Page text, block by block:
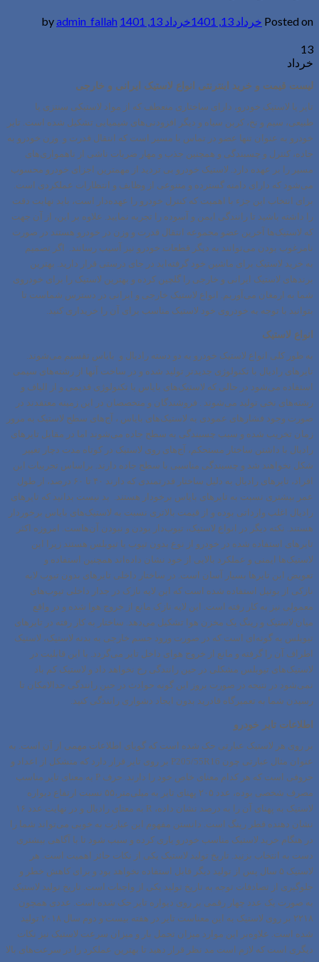
Posted on خرداد 13, 1401 خرداد 13, 1401 admin_fallah
13
خرداد
لیست قیمت و خرید اینترنتی انواع لاستیک ایرانی و خارجی
تایر یا لاستیک خودرو، دارای ساختاری منعطف که از مواد لاستیکی سنتزی یا
طبیعی، سیم و نخ، کربن سیاه و دیگر افزودنی‌های شیمیایی تشکیل شده است. تایر
خودرو به عنوان تنها عضو در تماس با مسیر است که انتقال قدرت و وزن خودرو به
جاده، کنترل و چسبندگی و همچنین جذب و مهار ضربات ناشی از ناهمواری‌های
مسیر را بر عهده دارد. لاستیک خودرو بی تردید از مهمترین اجزای خودرو محسوب
می‌شود که دارای دامنه گسترده و متنوعی از وظایف و انتظارات عملکردی است.
برای انتخاب این جزء با اهمیت که کنترل خودرو را عهده‌دار است، باید نهایت دقت
را داشته باشید تا رانندگی ایمن و آسوده را تجربه نمایید. علاوه بر این، از آن جهت
که لاستیک‌ها آخرین عضو مجموعه انتقال قدرت و وزن در خودرو هستند در صورت
نامرغوب بودن می‌توانند به دیگر قطعات خودرو نیز آسیب رسانند. اگر تصمیم
به خرید لاستیک برای ماشین خود گرفته‌اید در جای درستی قرار دارید. بهترین
برندهای لاستیک ایرانی و خارجی را گلچین کرده و بهترین لاستیک را برای خودروی
شما به ارمغان می‌آوریم. انواع لاستیک خارجی و ایرانی در دسترس شماست تا
بتوانید با توجه به خودروی خود لاستیک مناسب برای آن را خریداری کنید.
انواع لاستیک
به طور کلی انواع لاستیک خودرو به دو دسته رادیال و بایاس تقسیم می‌شوند.
تایرهای رادیال با تکنولوژی جدیدتر تولید شده و در ساخت آنها از رشته‌های سیمی
استفاده می‌شود در حالی که لاستیک‌های بایاس با تکنولوژی قدیمی و از الیاف و
رشته‌های نخی تولید می‌شوند . فروشندگان و متخصصان در این زمینه معتقدند در
صورت وجود فشارهای عمودی به لاستیک‌های بایاس ، آج‌های سطح لاستیک به مرور
زمان تخریب شده و سبب چسبندگی به سطح جاده می‌شوند اما در مقابل تایرهای
رادیال با داشتن ساختار مستحکم، آج‌های روی لاستیک در کوتاه مدت دچار تغییر
شکل نخواهند شد و چسبندگی مناسبی با سطح جاده دارند. براساس تجربیات این
افراد، تایرهای رادیال به دلیل ساختار قدرتمندی که دارند ۴۰ تا ۶۰ درصد، از طول
عمر بیشتری نسبت به تایرهای بایاس برخودار هستند. بد نیست بدانید که تایرهای
رادیال اغلب وارداتی بوده و از قیمت بالاتری نسبت به لاستیک‌های بایاس برخوردار
هستند. نکته دیگر در انواع لاستیک، تیوب‌دار بودن و نبودن آن‌هاست. امروزه اکثر
تایرهای استفاده شده در خودرو از نوع بدون تیوب یا تیوبلس هستند زیرا این
لاستیک‌ها ایمنی و عملکرد بالایی از خود نشان داده‌اند همچنین استفاده و
تعویض این تایرها بسیار آسان است. در ساختار داخلی تایرهای بدون تیوب لایه
نازکی از بوتیل استفاده شده است که این لایه نازک در جدار داخلی تیوب‌های
معمولی نیز به کار رفته است. این لایه نازک مانع از خروج هوا شده و در واقع
میان لاستیک و رینگ یک مخزن هوا تشکیل می‌دهد. ساختار به کار رفته در تایرهای
تیوبلس به گونه‌ای است که در صورت ورود جسم خارجی به بدنه لاستیک، لاستیک
اطراف آن را گرفته و مانع از خروج هوای داخل تایر می‌گردد. با این قابلیت در
لاستیک‌های تیوبلس مشکلی در حین رانندگی رخ نخواهد داد و لاستیک کم باد
نمی‌شود در نتیجه در صورت بروز این گونه حوادث در حین رانندگی حدالامکان تا
رسیدن شما به تعمیرگاه قادرید بدون ایجاد دشواری رانندگی کنید.
اطلاعات تایر خودرو
بر روی هر لاستیک عبارتی حک شده است که گویای اطلاعات مهمی از آن است. به
عنوان مثال عبارتی چون P205/55R16 بر روی تایر قرار دارد که متشکل از اعداد و
حروفی است که هر کدام معنای خاص خود را دارند. حرف P به معنای تایر مناسب
مصرف شخصی بوده، عدد ۲۰۵ پهنای تایر به میلی‌متر،۵۵ نسبت ارتفاع دیواره
لاستیک به پهنای آن را به درصد نشان داده، R به معنای رادیال و در نهایت عدد ۱۶
نشان دهنده قطر رینگ است. دانستن مفهوم این عبارت به خوبی می‌تواند شما را
در هنگام خرید لاستیک مناسب خودرو یاری کرده و سبب شود تا با آگاهی بیشتری
دست به انتخاب بزنید. تاریخ تولید لاستیک یکی از نکات حائز اهمیت است. هر
لاستیک ۵ سال پس از تولید دیگر قابل استفاده نخواهد بود و برای کاهش خطر و
جلوگیری از تصادفات توجه به تاریخ تولید یکی از واجبات است. تاریخ تولید لاستیک
به صورت یک عدد چهار رقمی بر روی دیواره تایر حک شده است. عددی همچون
۲۲۱۸ بر روی لاستیک به این معناست تایر در هفته بیست و دوم سال ۲۰۱۸ تولید
شده است. علاوه‌بر این موارد میزان تحمل بار و میزان سرعت لاستیک نیز نکات
دیگری است که لازم است مد نظر قرار دهید تا بهترین عملکرد را در سرعت‌های بالا